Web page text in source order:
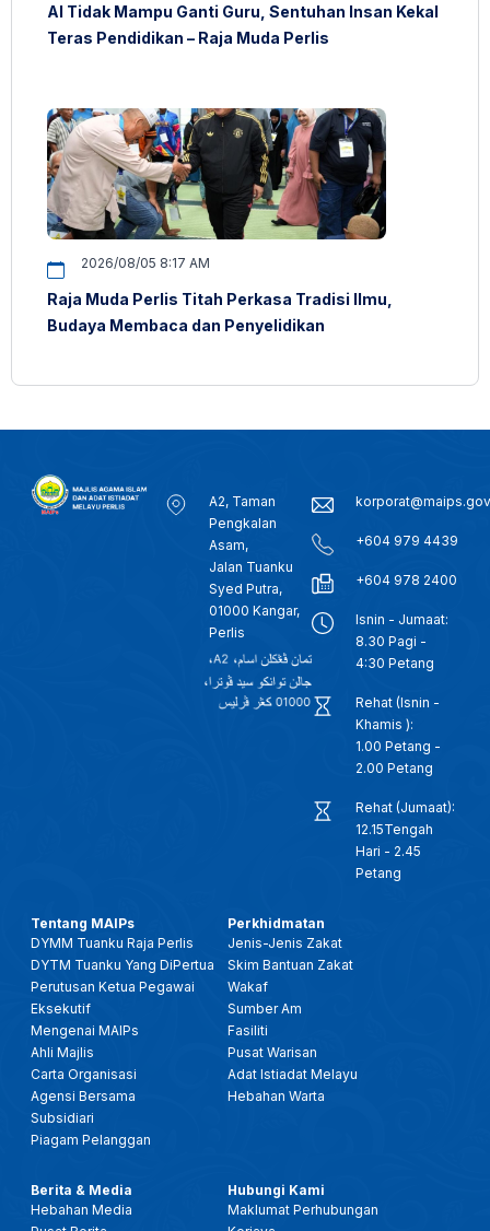
AI Tidak Mampu Ganti Guru, Sentuhan Insan Kekal
Teras Pendidikan – Raja Muda Perlis
2026/08/05 8:17 AM
Raja Muda Perlis Titah Perkasa Tradisi Ilmu,
Budaya Membaca dan Penyelidikan
A2, Taman
Pengkalan
Asam,
Jalan Tuanku
Syed Putra,
01000 Kangar,
Perlis
+604 979 4439
+604 978 2400
Isnin - Jumaat:
8.30 Pagi -
4:30 Petang
Rehat (Isnin -
Khamis ):
1.00 Petang -
2.00 Petang
Rehat (Jumaat):
12.15Tengah
Hari - 2.45
Petang
Tentang MAIPs
DYMM Tuanku Raja Perlis
DYTM Tuanku Yang DiPertua
Perutusan Ketua Pegawai
Eksekutif
Mengenai MAIPs
Ahli Majlis
Carta Organisasi
Agensi Bersama
Subsidiari
Piagam Pelanggan
Perkhidmatan
Jenis-Jenis Zakat
Skim Bantuan Zakat
Wakaf
Sumber Am
Fasiliti
Pusat Warisan
Adat Istiadat Melayu
Hebahan Warta
Berita & Media
Hebahan Media
Hubungi Kami
Maklumat Perhubungan